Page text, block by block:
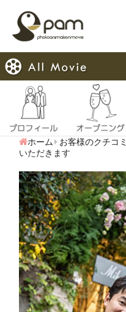
ホーム お客様のクチコミ
いただきます